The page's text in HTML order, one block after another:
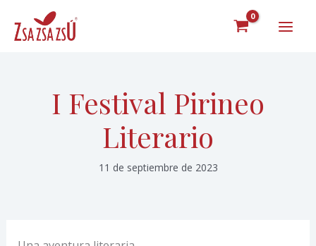
contenido
I Festival Pirineo
Literario
11 de septiembre de 2023